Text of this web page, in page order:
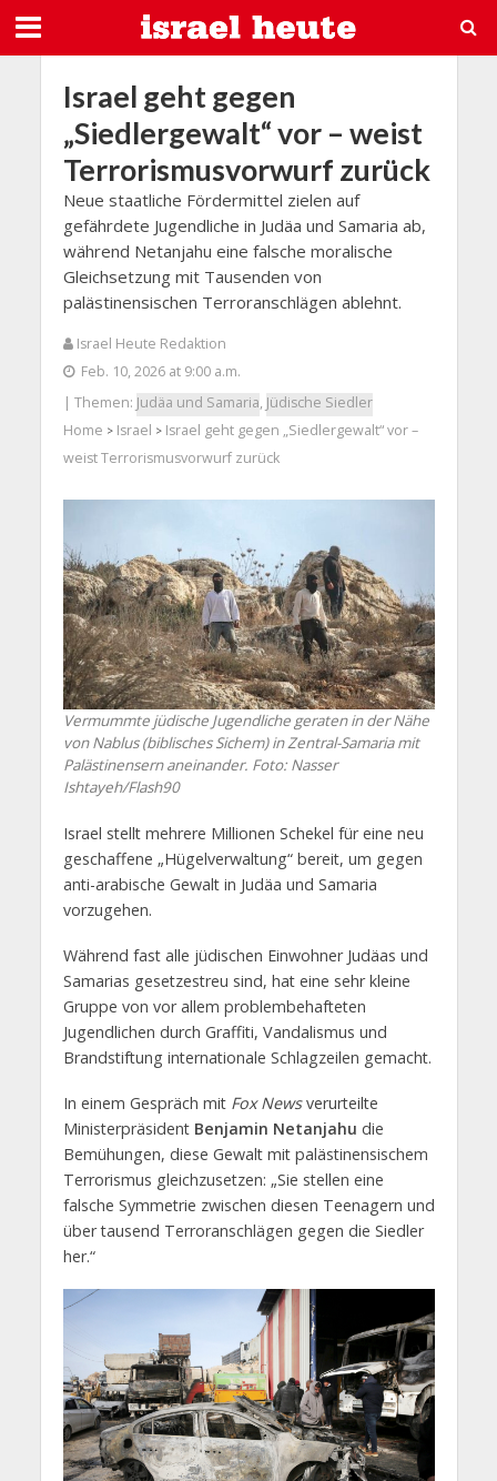
Israel geht gegen
„Siedlergewalt“ vor – weist
Terrorismusvorwurf zurück
Neue staatliche Fördermittel zielen auf
gefährdete Jugendliche in Judäa und Samaria ab,
während Netanjahu eine falsche moralische
Gleichsetzung mit Tausenden von
palästinensischen Terroranschlägen ablehnt.
Israel Heute Redaktion
Feb. 10, 2026 at 9:00 a.m.
| Themen: Judäa und Samaria, Jüdische Siedler
Home > Israel > Israel geht gegen „Siedlergewalt“ vor –
weist Terrorismusvorwurf zurück
Vermummte jüdische Jugendliche geraten in der Nähe
von Nablus (biblisches Sichem) in Zentral-Samaria mit
Palästinensern aneinander. Foto: Nasser
Ishtayeh/Flash90
Israel stellt mehrere Millionen Schekel für eine neu
geschaffene „Hügelverwaltung“ bereit, um gegen
anti-arabische Gewalt in Judäa und Samaria
vorzugehen.
Während fast alle jüdischen Einwohner Judäas und
Samarias gesetzestreu sind, hat eine sehr kleine
Gruppe von vor allem problembehafteten
Jugendlichen durch Graffiti, Vandalismus und
Brandstiftung internationale Schlagzeilen gemacht.
In einem Gespräch mit Fox Newsverurteilte
Ministerpräsident Benjamin Netanjahu die
Bemühungen, diese Gewalt mit palästinensischem
Terrorismus gleichzusetzen: „Sie stellen eine
falsche Symmetrie zwischen diesen Teenagern und
über tausend Terroranschlägen gegen die Siedler
her.“